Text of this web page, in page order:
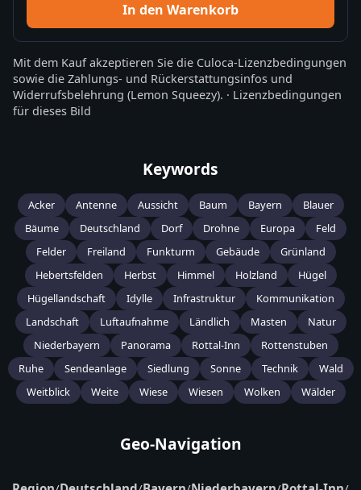
In den Warenkorb
Mit dem Kauf akzeptieren Sie die Culoca-Lizenzbedingungen
sowie die Zahlungs- und Rückerstattungsinfos und
Widerrufsbelehrung (Lemon Squeezy). · Lizenzbedingungen
für dieses Bild
Keywords
Acker Antenne Aussicht Baum Bayern
Blauer
Bäume
Deutschland Dorf Drohne Europa
Feld
Felder
Freiland Funkturm Gebäude
Grünland
Hebertsfelden
Herbst Himmel Holzland
Hügel
Hügellandschaft
Idylle Infrastruktur
Kommunikation
Landschaft
Luftaufnahme Ländlich Masten
Natur
Niederbayern
Panorama Rottal-Inn
Rottenstuben
Ruhe
Sendeanlage Siedlung Sonne Technik
Wald
Weitblick
Weite Wiese Wiesen Wolken Wälder
Geo-Navigation